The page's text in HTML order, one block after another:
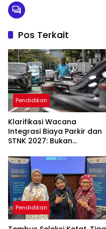
Pos Terkait
Pendidikan
Klarifikasi Wacana
Integrasi Biaya Parkir dan
STNK 2027: Bukan
Melainkan Rencana
Daerah Makassar
Pendidikan